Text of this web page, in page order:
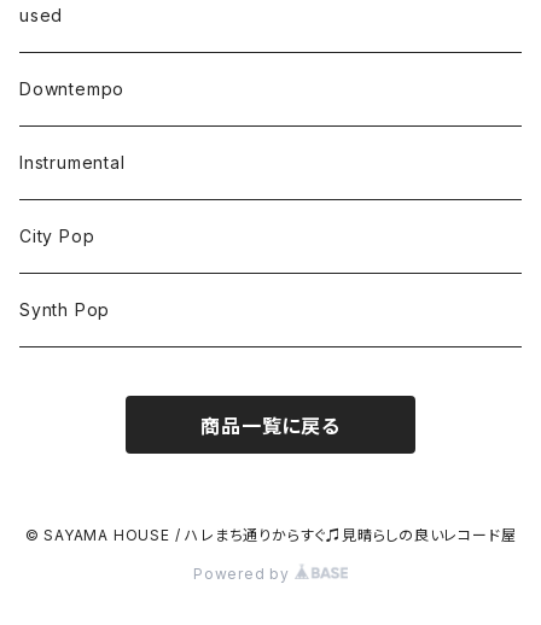
used
Downtempo
Instrumental
City Pop
Synth Pop
商品一覧に戻る
© SAYAMA HOUSE / ハレまち通りからすぐ♫見晴らしの良いレコード屋
Powered by